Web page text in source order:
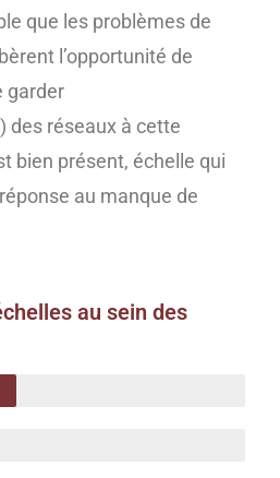
que les problèmes de
l’opportunité de
garder
des réseaux à cette
bien présent, échelle qui
au manque de
au sein des